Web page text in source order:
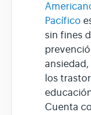
Pacífico
sin fines
ansiedad,
los
Cuenta